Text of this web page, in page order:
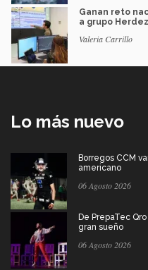
Ganan reto
a grupo Herdez
Valeria Carrillo
Lo más nuevo
Borregos CCM
americano
06 Agosto 2026
De PrepaTec
gran sueño
06 Agosto 2026